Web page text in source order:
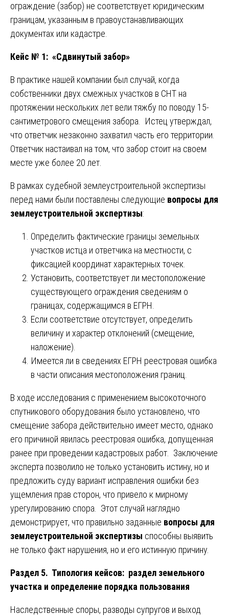
ограждение (забор) не соответствует юридическим
границам, указанным в правоустанавливающих
документах или кадастре.
Кейс № 1: «Сдвинутый забор»
В практике нашей компании был случай, когда
собственники двух смежных участков в СНТ на
протяжении нескольких лет вели тяжбу по поводу 15-
сантиметрового смещения забора. Истец утверждал,
что ответчик незаконно захватил часть его территории.
Ответчик настаивал на том, что забор стоит на своем
месте уже более 20 лет.
В рамках судебной землеустроительной экспертизы
перед нами были поставлены следующие вопросы для
землеустроительной экспертизы:
Определить фактические границы земельных
участков истца и ответчика на местности, с
фиксацией координат характерных точек.
Установить, соответствует ли местоположение
существующего ограждения сведениям о
границах, содержащимся в ЕГРН.
Если соответствие отсутствует, определить
величину и характер отклонений (смещение,
наложение).
Имеется ли в сведениях ЕГРН реестровая ошибка
в части описания местоположения границ.
В ходе исследования с применением высокоточного
спутникового оборудования было установлено, что
смещение забора действительно имеет место, однако
его причиной явилась реестровая ошибка, допущенная
ранее при проведении кадастровых работ. Заключение
эксперта позволило не только установить истину, но и
предложить суду вариант исправления ошибки без
ущемления прав сторон, что привело к мирному
урегулированию спора. Этот случай наглядно
демонстрирует, что правильно заданные вопросы для
землеустроительной экспертизы способны выявить
не только факт нарушения, но и его истинную причину.
Раздел 5. Типология кейсов: раздел земельного
участка и определение порядка пользования
Наследственные споры, разводы супругов и выход